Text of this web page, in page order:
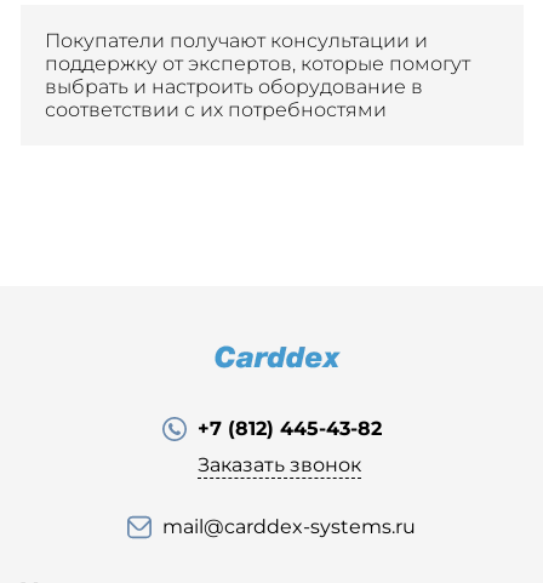
Покупатели получают консультации и
поддержку от экспертов, которые помогут
выбрать и настроить оборудование в
соответствии с их потребностями
+7 (812) 445-43-82
Заказать звонок
mail@carddex-systems.ru